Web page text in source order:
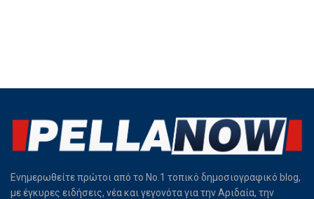
Ενημερωθείτε πρώτοι από το Νο.1 τοπικό δημοσιογραφικό blog,
με έγκυρες ειδήσεις, νέα και γεγονότα για την Αριδαία, την